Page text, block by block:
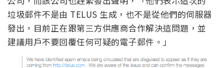
垃圾郵件不是由 TELUS 生成，也不是從他們的伺服器
發出，目前正在跟第三方供應商合作解決這問題，並
建議用戶不要回覆任何可疑的電子郵件。」